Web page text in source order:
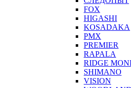
FOX
HIGASHI
KOSADAKA
PMX
PREMIER
RAPALA
RIDGE
SHIMANO
VISION